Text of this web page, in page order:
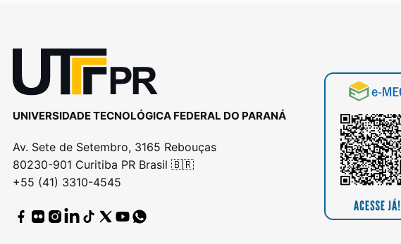
UNIVERSIDADE TECNOLÓGICA FEDERAL DO PARANÁ
Av. Sete de Setembro, 3165 Rebouças
80230-901 Curitiba PR Brasil 🇧🇷
+55 (41) 3310-4545